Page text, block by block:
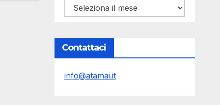
Archivi
Contattaci
info@atamai.it